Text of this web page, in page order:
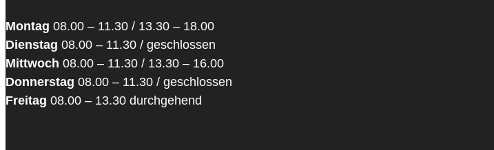
Montag 08.00 – 11.30 / 13.30 – 18.00
Dienstag 08.00 – 11.30 / geschlossen
Mittwoch 08.00 – 11.30 / 13.30 – 16.00
Donnerstag 08.00 – 11.30 / geschlossen
Freitag 08.00 – 13.30 durchgehend